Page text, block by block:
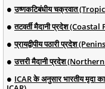
उष्णकटिबंधीय चक्रवात
तटवर्ती मैदानी प्रदेश
प्रायद्वीपीय पठारी प्रदेश
उत्तरी मैदानी प्रदेश
ICAR के अनुसार भारतीय